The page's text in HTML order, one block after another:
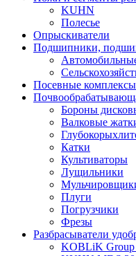
KUHN
Полесье
Опрыскиватели
Подшипники,
Посевные
Бороны
Валковые
Катки
Культиваторы
Лущильники
Плуги
Погрузчики
Фрезы
Разбрасыватели
KOBLiK Group